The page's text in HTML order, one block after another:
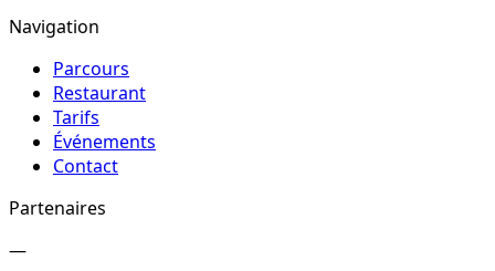
Navigation
Parcours
Restaurant
Tarifs
Événements
Contact
Partenaires
—